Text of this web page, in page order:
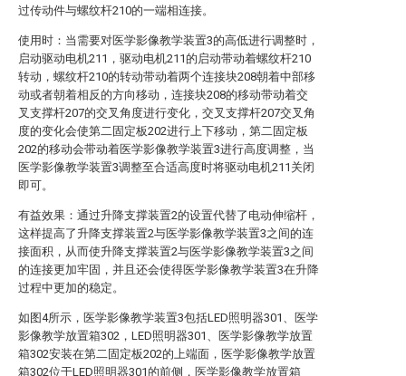
过传动件与螺纹杆210的一端相连接。
使用时：当需要对医学影像教学装置3的高低进行调整时，
启动驱动电机211，驱动电机211的启动带动着螺纹杆210
转动，螺纹杆210的转动带动着两个连接块208朝着中部移
动或者朝着相反的方向移动，连接块208的移动带动着交
叉支撑杆207的交叉角度进行变化，交叉支撑杆207交叉角
度的变化会使第二固定板202进行上下移动，第二固定板
202的移动会带动着医学影像教学装置3进行高度调整，当
医学影像教学装置3调整至合适高度时将驱动电机211关闭
即可。
有益效果：通过升降支撑装置2的设置代替了电动伸缩杆，
这样提高了升降支撑装置2与医学影像教学装置3之间的连
接面积，从而使升降支撑装置2与医学影像教学装置3之间
的连接更加牢固，并且还会使得医学影像教学装置3在升降
过程中更加的稳定。
如图4所示，医学影像教学装置3包括LED照明器301、医学
影像教学放置箱302，LED照明器301、医学影像教学放置
箱302安装在第二固定板202的上端面，医学影像教学放置
箱302位于LED照明器301的前侧，医学影像教学放置箱